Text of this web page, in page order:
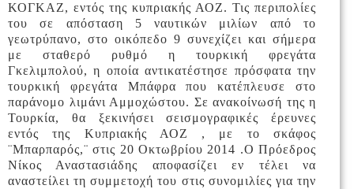
ΚΟΓΚΑΖ, εντός της κυπριακής ΑΟΖ. Τις περιπολίες
του σε απόσταση 5 ναυτικών μιλίων από το
γεωτρύπανο, στο οικόπεδο 9 συνεχίζει και σήμερα
με σταθερό ρυθμό η τουρκική φρεγάτα
Γκελιμπολού, η οποία αντικατέστησε πρόσφατα την
τουρκική φρεγάτα Μπάφρα που κατέπλευσε στο
παράνομο λιμάνι Αμμοχώστου. Σε ανακοίνωσή της η
Τουρκία, θα ξεκινήσει σεισμογραφικές έρευνες
εντός της Κυπριακής ΑΟΖ , με το σκάφος
¨Μπαρπαρός,¨ στις 20 Οκτωβρίου 2014 .Ο Πρόεδρος
Νίκος Αναστασιάδης αποφασίζει εν τέλει να
αναστείλει τη συμμετοχή του στις συνομιλίες για την